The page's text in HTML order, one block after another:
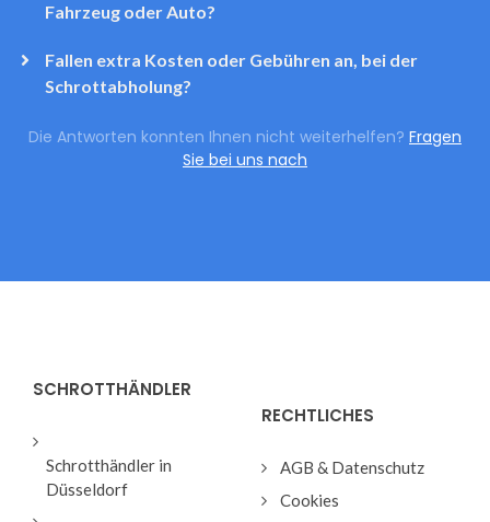
Fahrzeug oder Auto?
Fallen extra Kosten oder Gebühren an, bei der
Schrottabholung?
Die Antworten konnten Ihnen nicht weiterhelfen? Fragen
Sie bei uns nach
SCHROTTHÄNDLER
Schrotthändler in
Düsseldorf
RECHTLICHES
AGB & Datenschutz
Cookies